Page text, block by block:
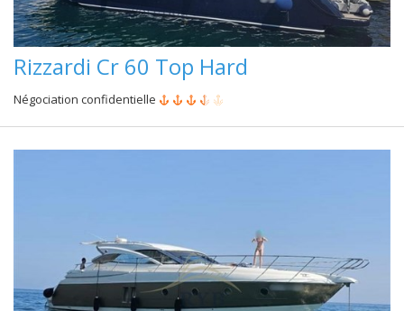
Rizzardi Cr 60 Top Hard
Négociation confidentielle